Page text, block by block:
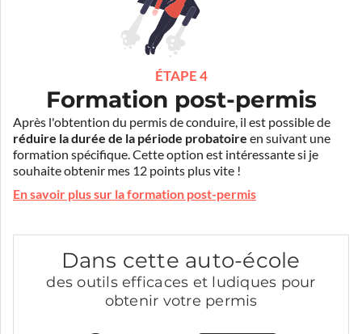
ÉTAPE 4
Formation post-permis
Après l'obtention du permis de conduire, il est possible de
réduire la durée de la période probatoire en suivant une
formation spécifique. Cette option est intéressante si je
souhaite obtenir mes 12 points plus vite !
En savoir plus sur la formation post-permis
Dans cette auto-école
des outils efficaces et ludiques pour
obtenir votre permis